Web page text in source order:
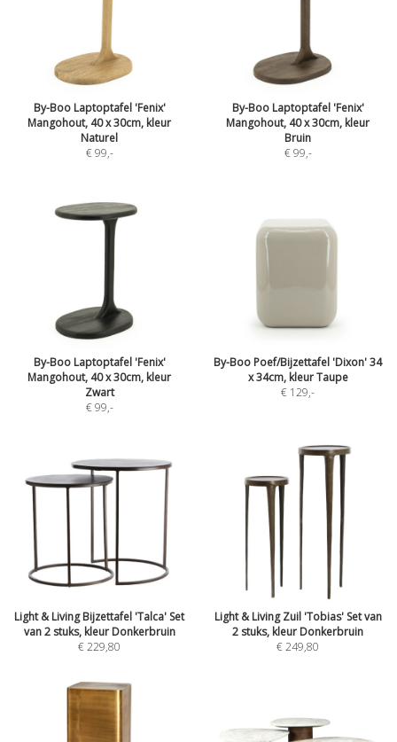
By-Boo Laptoptafel 'Fenix'
Mangohout, 40 x 30cm, kleur
Naturel
€ 99,-
By-Boo Laptoptafel 'Fenix'
Mangohout, 40 x 30cm, kleur
Bruin
€ 99,-
By-Boo Laptoptafel 'Fenix'
Mangohout, 40 x 30cm, kleur
Zwart
€ 99,-
By-Boo Poef/Bijzettafel 'Dixon' 34
x 34cm, kleur Taupe
€ 129,-
Light & Living Bijzettafel 'Talca' Set
van 2 stuks, kleur Donkerbruin
€ 229,80
Light & Living Zuil 'Tobias' Set van
2 stuks, kleur Donkerbruin
€ 249,80